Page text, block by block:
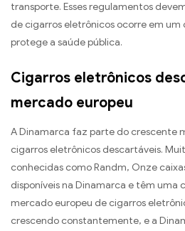
transporte. Esses regulamentos
de cigarros eletrônicos ocorre em
protege a saúde pública.
Cigarros eletrônicos
mercado europeu
A Dinamarca faz parte do crescente
cigarros eletrônicos descartáveis.
conhecidas como Randm, Onze
disponíveis na Dinamarca e têm uma
mercado europeu de cigarros
crescendo constantemente, e a